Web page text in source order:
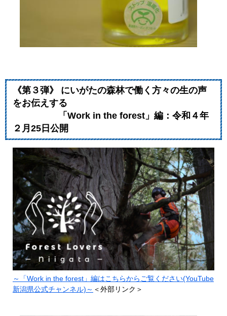
《第３弾》 にいがたの森林で働く方々の生の声
をお伝えする
「Work in the forest」編：令和４年
２月25日公開
～「Work in the forest」編はこちらからご覧ください(YouTube
新潟県公式チャンネル)～ ＜外部リンク＞